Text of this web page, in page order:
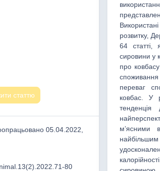
статтю
05.04.2022,
80
розвитку,
64 статті,
сировини у
про
споживання
переваг
ковбас. У
м’ясними
найбільшим